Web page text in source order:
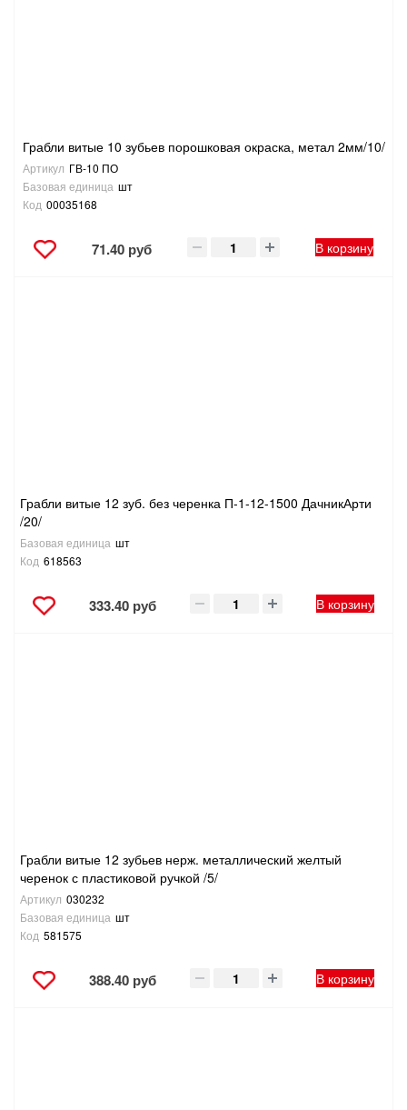
Грабли витые 10 зубьев порошковая окраска, метал 2мм/10/
Артикул ГВ-10 ПО
Базовая единица шт
Код 00035168
71.40 руб В корзину
Грабли витые 12 зуб. без черенка П-1-12-1500 ДачникАрти
/20/
Базовая единица шт
Код 618563
333.40 руб В корзину
Грабли витые 12 зубьев нерж. металлический желтый
черенок с пластиковой ручкой /5/
Артикул 030232
Базовая единица шт
Код 581575
388.40 руб В корзину